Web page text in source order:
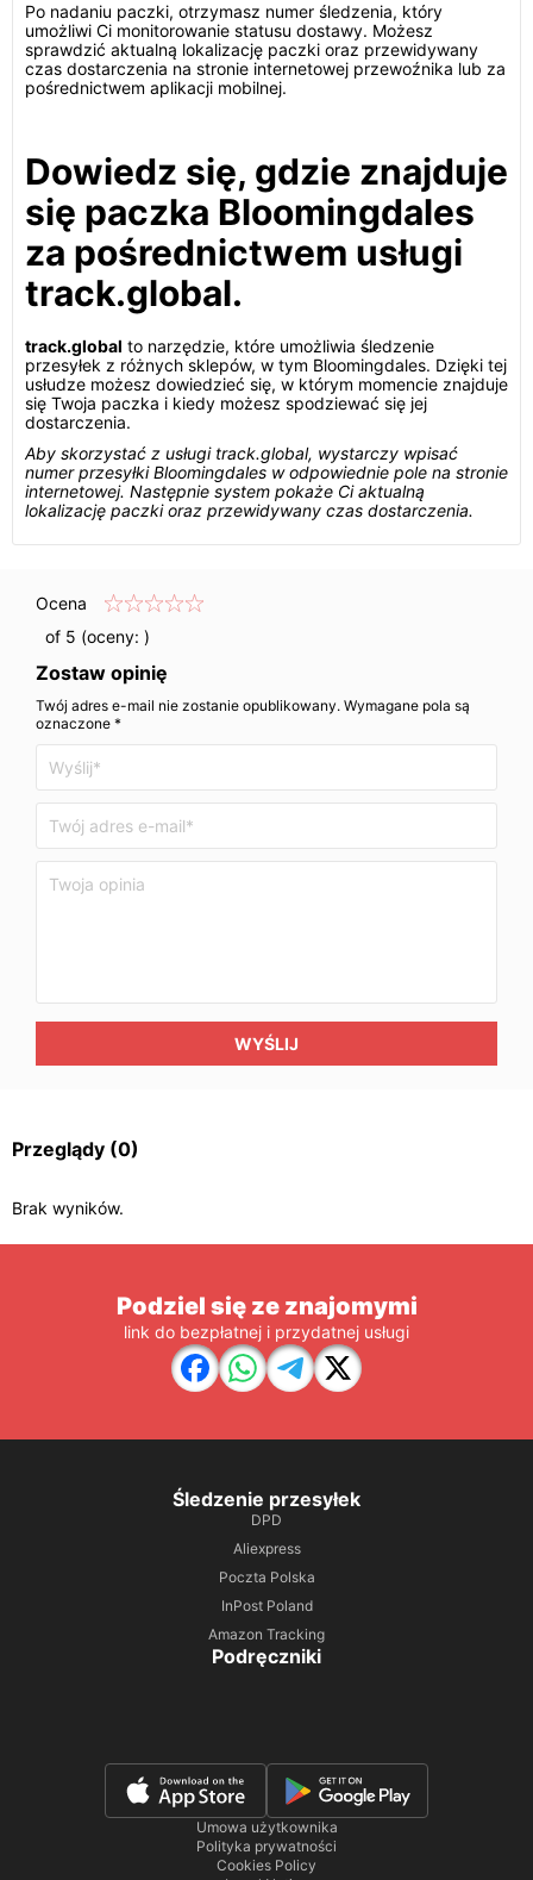
Po nadaniu paczki, otrzymasz numer śledzenia, który
umożliwi Ci monitorowanie statusu dostawy. Możesz
sprawdzić aktualną lokalizację paczki oraz przewidywany
czas dostarczenia na stronie internetowej przewoźnika lub za
pośrednictwem aplikacji mobilnej.
Dowiedz się, gdzie znajduje
się paczka Bloomingdales
za pośrednictwem usługi
track.global.
track.global to narzędzie, które umożliwia śledzenie
przesyłek z różnych sklepów, w tym Bloomingdales. Dzięki tej
usłudze możesz dowiedzieć się, w którym momencie znajduje
się Twoja paczka i kiedy możesz spodziewać się jej
dostarczenia.
Aby skorzystać z usługi track.global, wystarczy wpisać
numer przesyłki Bloomingdales w odpowiednie pole na stronie
internetowej. Następnie system pokaże Ci aktualną
lokalizację paczki oraz przewidywany czas dostarczenia.
Ocena
of 5 (oceny: )
Zostaw opinię
Twój adres e-mail nie zostanie opublikowany. Wymagane pola są
oznaczone *
WYŚLIJ
Przeglądy (0)
Brak wyników.
Podziel się ze znajomymi
link do bezpłatnej i przydatnej usługi
Śledzenie przesyłek
DPD
Aliexpress
Poczta Polska
InPost Poland
Amazon Tracking
Podręczniki
Umowa użytkownika
Polityka prywatności
Cookies Policy